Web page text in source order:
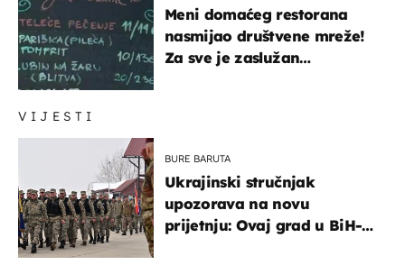
VIJESTI
BURE BARUTA
Ukrajinski stručnjak
upozorava na novu
prijetnju: Ovaj grad u BiH-u
Meni domaćeg restorana
nasmijao društvene mreže!
Za sve je zaslužan